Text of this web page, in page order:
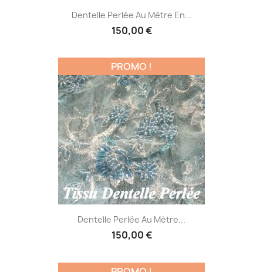
Dentelle Perlée Au Mètre En...
150,00 €
Dentelle Perlée Au Mètre...
150,00 €
PROMO !